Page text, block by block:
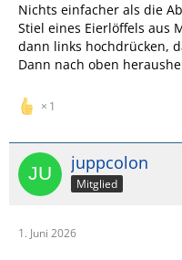
Nichts einfacher als die
Stiel eines Eierlöffels aus
dann links hochdrücken,
Dann nach oben
1
juppcolon
Mitglied
1. Juni 2026